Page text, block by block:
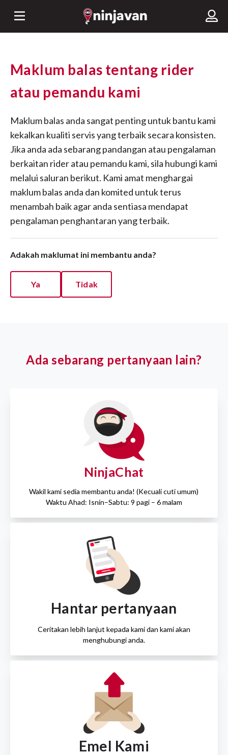
Maklum balas tentang rider
atau pemandu kami
Maklum balas anda sangat penting untuk bantu kami
kekalkan kualiti servis yang terbaik secara konsisten.
Jika anda ada sebarang pandangan atau pengalaman
berkaitan rider atau pemandu kami, sila hubungi kami
melalui saluran berikut. Kami amat menghargai
maklum balas anda dan komited untuk terus
menambah baik agar anda sentiasa mendapat
pengalaman penghantaran yang terbaik.
Adakah maklumat ini membantu anda?
Ya Tidak
Ada sebarang pertanyaan lain?
NinjaChat
Wakil kami sedia membantu anda! (Kecuali cuti umum)
Waktu Ahad: Isnin–Sabtu: 9 pagi – 6 malam
Hantar pertanyaan
Ceritakan lebih lanjut kepada kami dan kami akan
menghubungi anda.
Emel Kami